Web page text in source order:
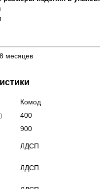
месяцев
Комод
400
900
ЛДСП
ЛДСП